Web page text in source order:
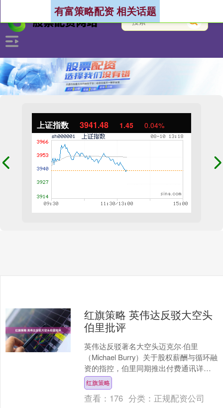
上证指数 3941.48 1.45 0.04%
有富策略配资 相关话题
红旗策略 英伟达反驳大空头
伯里批评
英伟达反驳著名大空头迈克尔·伯里
（Michael Burry）关于股权薪酬与循环融
资的指控，伯里同期推出付费通讯详述
其人工智能泡沫理论；他亦对Palantir
持....
红旗策略
查看： 176 分类： 正规配资公司